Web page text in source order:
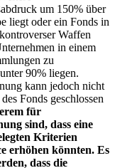
um 150% über
liegt oder ein Fonds in
Waffen
in einem
zu
90% liegen.
kann jedoch nicht
Fonds geschlossen
für
sind, dass eine
Kriterien
erhöhen könnten. Es
dass die